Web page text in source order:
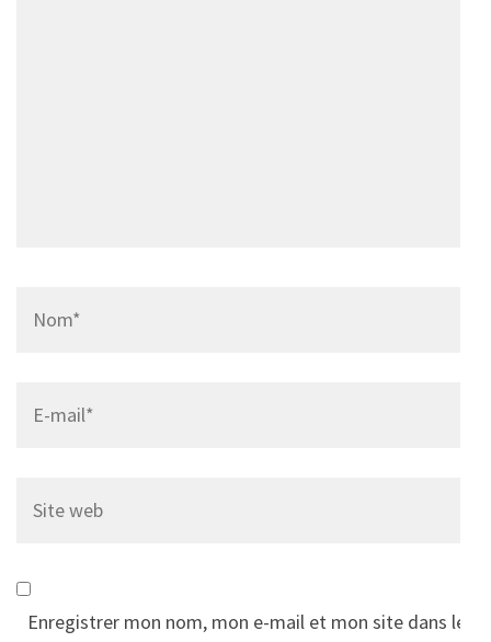
web
Enregistrer mon nom, mon e-mail et mon site dans le